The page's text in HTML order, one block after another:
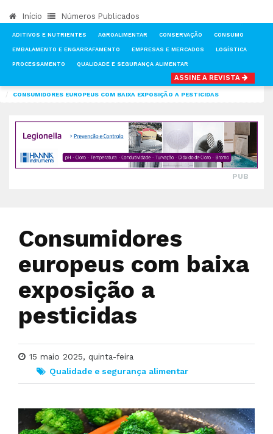
Início Números Publicados
ADITIVOS E NUTRIENTES AGROALIMENTAR CONSERVAÇÃO CONSUMO
EMBALAMENTO E ENGARRAFAMENTO EMPRESAS E MERCADOS LOGÍSTICA
PROCESSAMENTO QUALIDADE E SEGURANÇA ALIMENTAR
ASSINE A REVISTA
QUALIDADE E SEGURANÇA ALIMENTAR
CONSUMIDORES EUROPEUS COM BAIXA EXPOSIÇÃO A PESTICIDAS
PUB
Consumidores
europeus com baixa
exposição a
pesticidas
15 maio 2025, quinta-feira
Qualidade e segurança alimentar